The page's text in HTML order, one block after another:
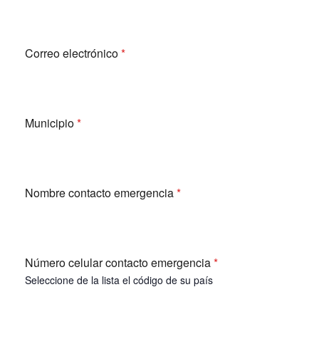
Correo electrónico*
Municipio*
Nombre contacto emergencia*
Número celular contacto emergencia*
Seleccione de la lista el código de su país